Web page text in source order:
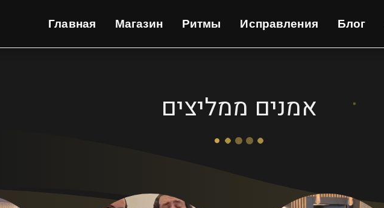
Главная Магазин Ритмы Исправления Блог
אמנים ממליצים